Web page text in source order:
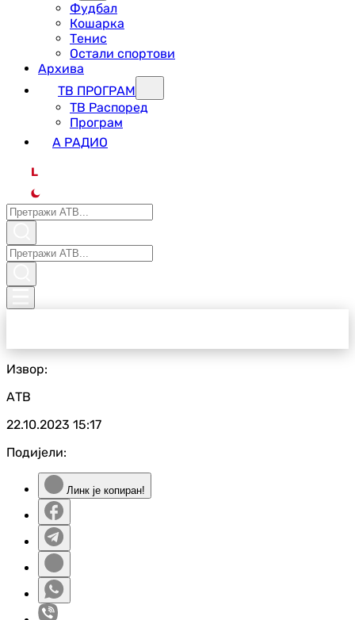
Фудбал
Кошарка
Тенис
Остали спортови
Архива
ТВ ПРОГРАМ
ТВ Распоред
Програм
А РАДИО
L
Извор:
АТВ
22.10.2023 15:17
Подијели:
Линк је копиран!